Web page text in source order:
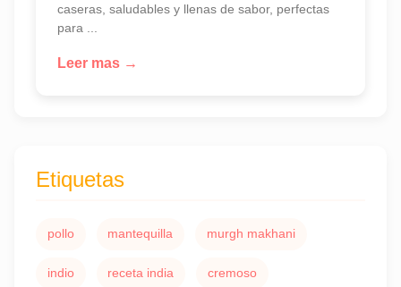
caseras, saludables y llenas de sabor, perfectas
para ...
Leer mas →
Etiquetas
pollo mantequilla murgh makhani
indio receta india cremoso